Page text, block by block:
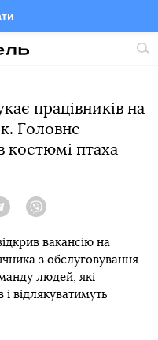
Twitter
працівників на
Головне —
костюмі птаха
Telegram
вакансію на
з обслуговування
людей, які
відлякуватимуть